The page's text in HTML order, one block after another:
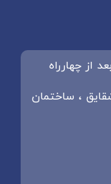
از چهارراه
، ساختمان